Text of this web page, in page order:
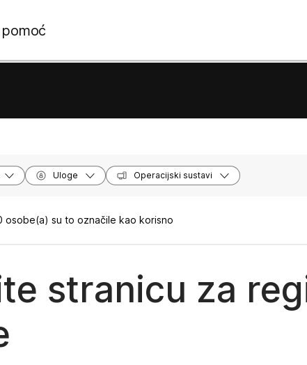
Uloge Operacijski sustavi
osobe(a) su to označile kao korisno
stranicu za